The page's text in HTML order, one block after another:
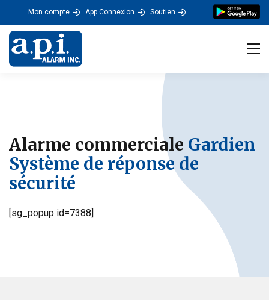
Mon compte App Connexion Soutien
Alarme commerciale Gardien
Système de réponse de
sécurité
[sg_popup id=7388]